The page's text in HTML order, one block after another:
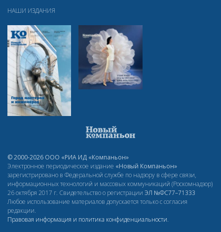
НАШИ ИЗДАНИЯ
© 2000-2026 ООО «РИА ИД «Компаньон»
Электронное периодическое издание «Новый Компаньон»
зарегистрировано в Федеральной службе по надзору в сфере связи,
информационных технологий и массовых коммуникаций (Роскомнадзор)
26 октября 2017 г. Свидетельство о регистрации ЭЛ №ФС77–71333
Любое использование материалов допускается только с согласия
редакции.
Правовая информация и политика конфиденциальности.